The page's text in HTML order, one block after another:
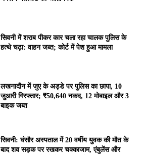
सिवनी में शराब पीकर कार चला रहा चालक पुलिस के
हत्थे चढ़ा: वाहन जब्त; कोर्ट में पेश हुआ मामला
लखनादौन में जुए के अड्डे पर पुलिस का छापा, 10
जुआरी गिरफ्तार; ₹50,640 नकद, 12 मोबाइल और 3
बाइक जब्त
सिवनी: घंसौर अस्पताल में 20 वर्षीय युवक की मौत के
बाद शव सड़क पर रखकर चक्काजाम, एंबुलेंस और